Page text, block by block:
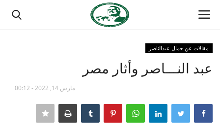
مدرسة الطليعة الوطنية
مقالات عن جمال عبدالناصر
عبد النـــاصر وأثار مصر
مارس 14, 2022 - 00:12